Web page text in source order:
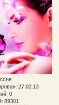
: 27.02.13
0
89301